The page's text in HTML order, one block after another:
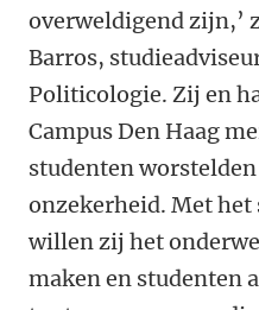
overweldigend zijn,’
Barros,
Politicologie. Zij en
Campus Den Haag
studenten
onzekerheid. Met het
willen zij het
maken en studenten